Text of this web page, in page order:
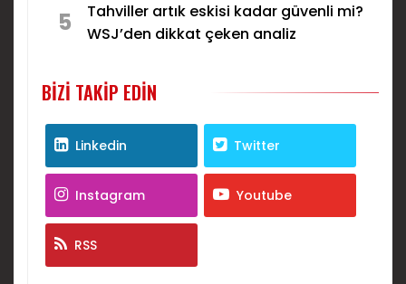
5
Tahviller artık eskisi kadar güvenli mi?
WSJ’den dikkat çeken analiz
BIZI TAKIP EDIN
Linkedin Twitter
Instagram Youtube
RSS